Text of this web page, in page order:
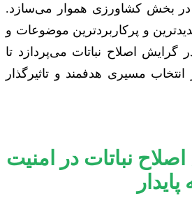
در بخش کشاورزی هموار می‌سازد.
و پرکاربردترین موضوعات و
گرایش اصلاح نباتات می‌پردازد تا
مسیری هدفمند و تاثیرگذار
نباتات در امنیت